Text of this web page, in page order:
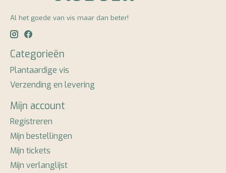
Al het goede van vis maar dan beter!
Categorieën
Plantaardige vis
Verzending en levering
Mijn account
Registreren
Mijn bestellingen
Mijn tickets
Mijn verlanglijst